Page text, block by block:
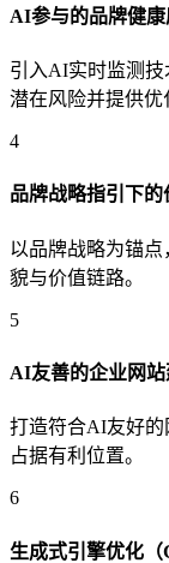
AI参与的品牌健
引入AI实时监测
潜在风险并提供优
4
品牌战略指引下
以品牌战略为锚
貌与价值链路。
5
AI友善的企业网站
打造符合AI友好
占据有利位置。
6
生成式引擎优化（